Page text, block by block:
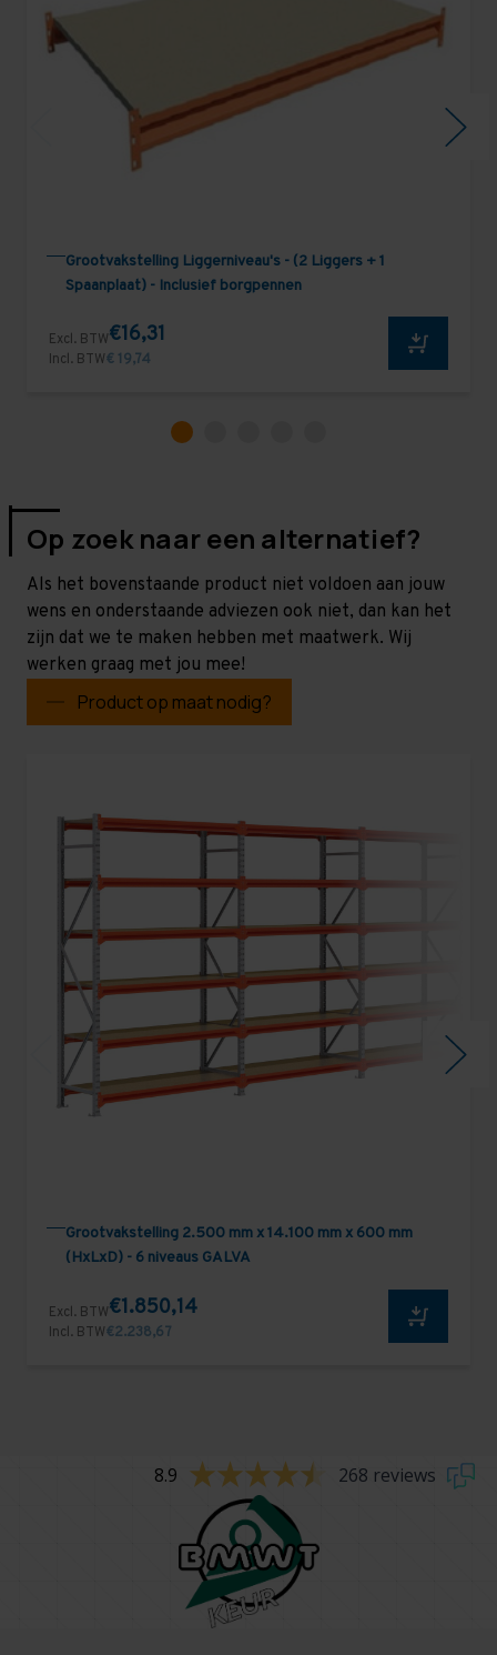
Grootvakstelling Liggerniveau's - (2 Liggers + 1
Spaanplaat) - Inclusief borgpennen
Excl. BTW€16,31
Incl. BTW€ 19,74
Op zoek naar een alternatief?
Als het bovenstaande product niet voldoen aan jouw
wens en onderstaande adviezen ook niet, dan kan het
zijn dat we te maken hebben met maatwerk. Wij
werken graag met jou mee!
Product op maat nodig?
Grootvakstelling 2.500 mm x 14.100 mm x 600 mm
(HxLxD) - 6 niveaus GALVA
Excl. BTW€1.850,14
Incl. BTW€2.238,67
8.9 268 reviews